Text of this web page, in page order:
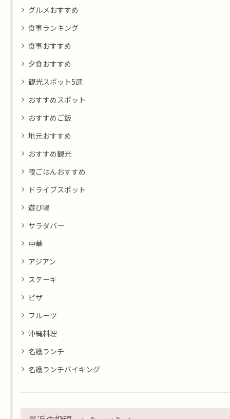
グルメおすすめ
食事ランキング
食事おすすめ
夕食おすすめ
観光スポット5選
おすすめスポット
おすすめご飯
地元おすすめ
おすすめ観光
夜ごはんおすすめ
ドライブスポット
遊び場
サラダバー
中華
アジアン
ステーキ
ピザ
フルーツ
沖縄料理
名護ランチ
名護ランチバイキング